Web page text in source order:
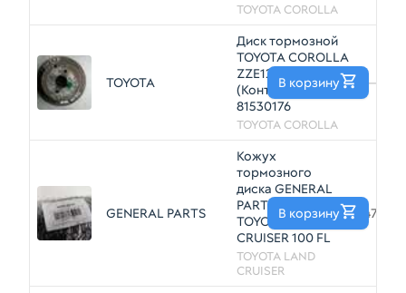
TOYOTA COROLLA
TOYOTA
Диск тормозной
TOYOTA COROLLA
ZZE122 Зад
(Контрактный)
81530176
TOYOTA COROLLA
—
В корзину
GENERAL PARTS
Кожух
тормозного
диска GENERAL
PARTS 4778260110
TOYOTA LAND
CRUISER 100 FL
TOYOTA LAND
CRUISER
В корзину